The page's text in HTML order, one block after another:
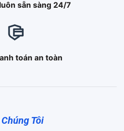
sẵn sàng 24/7
toán an toàn
Tôi